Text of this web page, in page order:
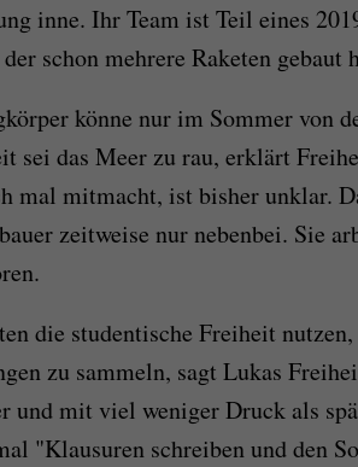
inne. Ihr Team ist Teil eines
schon mehrere Raketen gebaut
könne nur im Sommer von
sei das Meer zu rau, erklärt
mal mitmacht, ist bisher unklar.
zeitweise nur nebenbei. Sie
die studentische Freiheit
zu sammeln, sagt Lukas
und mit viel weniger Druck als
"Klausuren schreiben und den